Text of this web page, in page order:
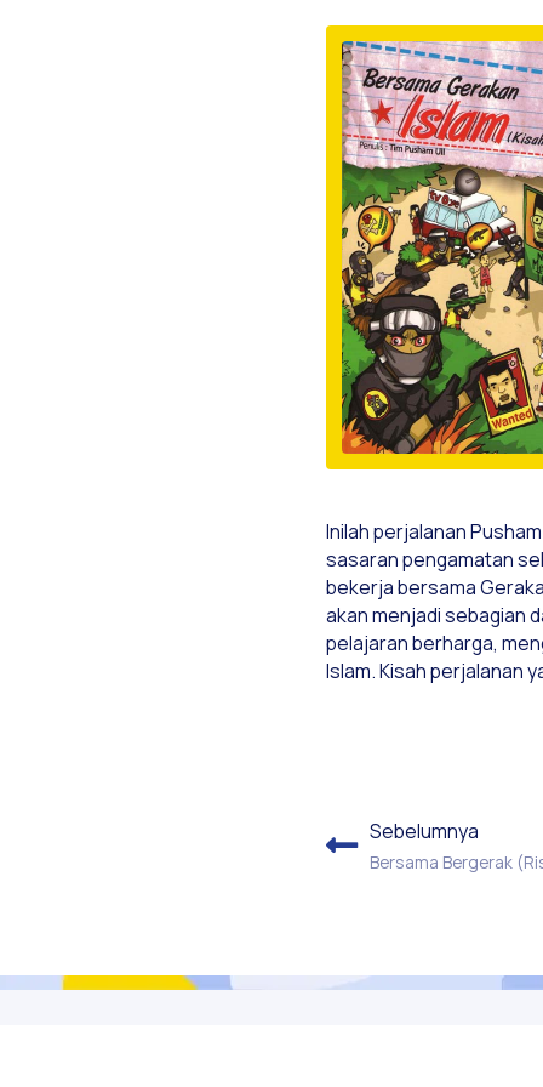
Inilah perjalanan
sasaran pengamatan
bekerja bersama
akan menjadi sebagian
pelajaran berharga,
Islam. Kisah perjalanan
Sebelumnya
Bersama Bergerak